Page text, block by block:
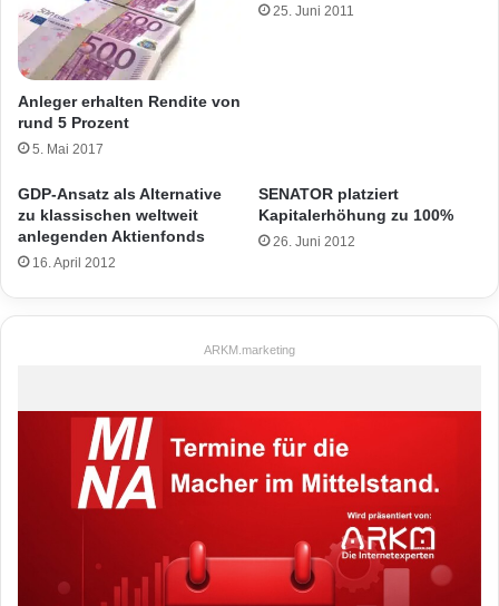
Anleger erhalten Rendite von
rund 5 Prozent
5. Mai 2017
25. Juni 2011
GDP-Ansatz als Alternative
zu klassischen weltweit
anlegenden Aktienfonds
16. April 2012
SENATOR platziert
Kapitalerhöhung zu 100%
26. Juni 2012
ARKM.marketing